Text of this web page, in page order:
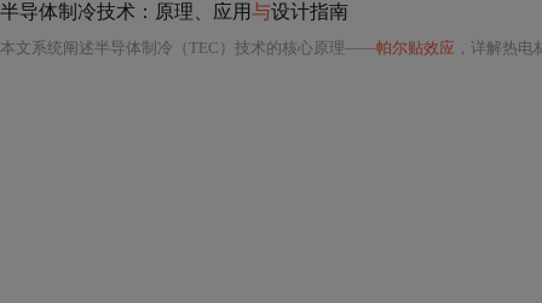
半导体制冷技术：原理、应用与设计指南
本文系统阐述半导体制冷（TEC）技术的核心原理——帕尔贴效应 ，详解热电材料性